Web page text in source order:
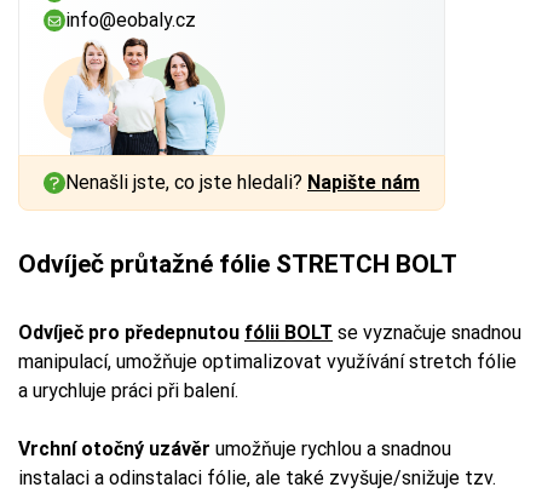
info@eobaly.cz
Nenašli jste, co jste hledali? Napište nám
Odvíječ průtažné fólie STRETCH BOLT
Odvíječ pro předepnutou fólii BOLT se vyznačuje snadnou
manipulací, umožňuje optimalizovat využívání stretch fólie
a urychluje práci při balení.
Vrchní otočný uzávěr umožňuje rychlou a snadnou
instalaci a odinstalaci fólie, ale také zvyšuje/snižuje tzv.